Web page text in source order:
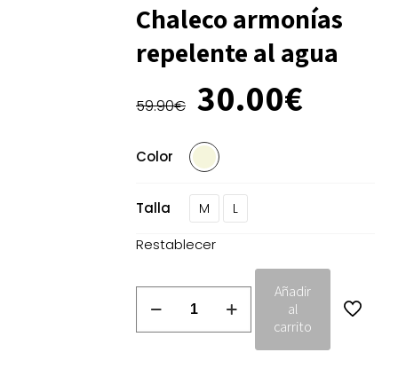
Chaleco armonías
repelente al agua
59.90€ El
precio
original
era:
59.90€.
30.00€El
precio
Color
Talla M L
Restablecer
armonías
repelente
Añadir
al
carrito